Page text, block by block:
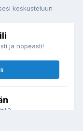
keskusteluun
ja nopeasti!